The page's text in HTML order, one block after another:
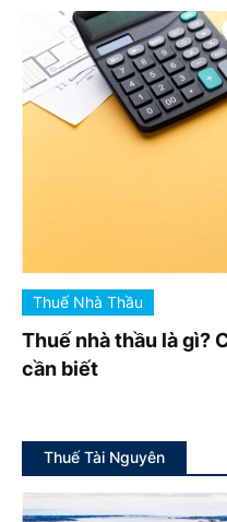
Thuế Nhà Thầu
Thuế nhà thầu là gì?
cần biết
Thuế Tài Nguyên